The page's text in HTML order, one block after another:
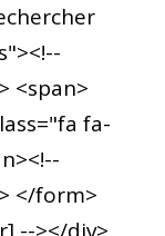
<span>
fa-
</form>
--></div>